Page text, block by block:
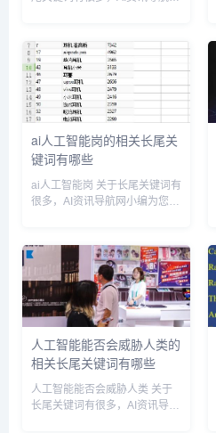
尾关键词。 人工智能如何搞定
人类相关长尾关键词有以下这
些： 人工智能如何搞定人类...
ai人工智能岗的相关长尾关
键词有哪些
ai人工智能岗 关于长尾关键词有
很多，AI资讯导航网小编为您整
能岗相关长尾关键词有以下这
人工智能岗...
人工智能能否会威胁人类的
相关长尾关键词有哪些
人工智能能否会威胁人类 关于
长尾关键词有很多，AI资讯导航